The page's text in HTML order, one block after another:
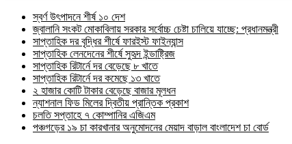
স্বর্ণ উৎপাদনে শীর্ষ ১০ দেশ
জ্বালানি সংকট মোকাবিলায় সরকার সর্বোচ্চ চেষ্টা চালিয়ে যাচ্ছে: প্রধানমন্ত্রী
সাপ্তাহিক দর বৃদ্ধির শীর্ষে ফারইস্ট ফাইন্যান্স
সাপ্তাহিক লেনদেনের শীর্ষে সুহৃদ ইন্ডাষ্ট্রিজ
সাপ্তাহিক রিটার্নে দর বেড়েছে ৮ খাতে
সাপ্তাহিক রিটার্নে দর কমেছে ১৩ খাতে
২ হাজার কোটি টাকার বেড়েছে বাজার মূলধন
ন্যাশনাল ফিড মিলের দ্বিতীয় প্রান্তিক প্রকাশ
চলতি সপ্তাহে ৭ কোম্পানির এজিএম
পঞ্চগড়ের ১৯ চা কারখানার অনুমোদনের মেয়াদ বাড়াল বাংলাদেশ চা বোর্ড